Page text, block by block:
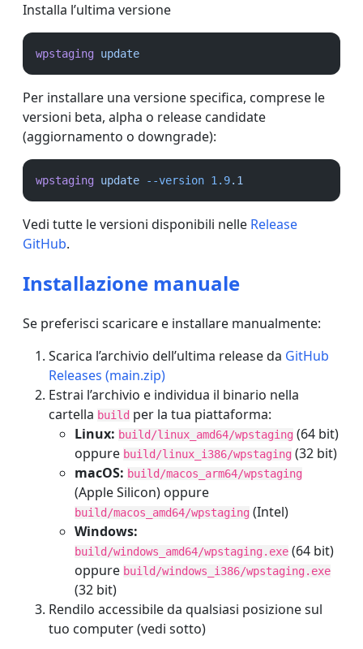
Installa l’ultima versione
wpstaging update
Per installare una versione specifica, comprese le
versioni beta, alpha o release candidate
(aggiornamento o downgrade):
wpstaging update --version 1.9.1
Vedi tutte le versioni disponibili nelle Release
GitHub.
Installazione manuale
Se preferisci scaricare e installare manualmente:
Scarica l’archivio dell’ultima release da GitHub
Releases (main.zip)
Estrai l’archivio e individua il binario nella
cartella build per la tua piattaforma:
Linux: build/linux_amd64/wpstaging (64 bit)
oppure build/linux_i386/wpstaging (32 bit)
macOS: build/macos_arm64/wpstaging
(Apple Silicon) oppure
build/macos_amd64/wpstaging (Intel)
Windows:
build/windows_amd64/wpstaging.exe (64 bit)
oppure build/windows_i386/wpstaging.exe
(32 bit)
Rendilo accessibile da qualsiasi posizione sul
tuo computer (vedi sotto)